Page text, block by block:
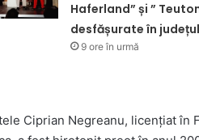
Haferland” și ”
desfășurate în
9 ore în urmă
Ciprian Negreanu, licențiat în